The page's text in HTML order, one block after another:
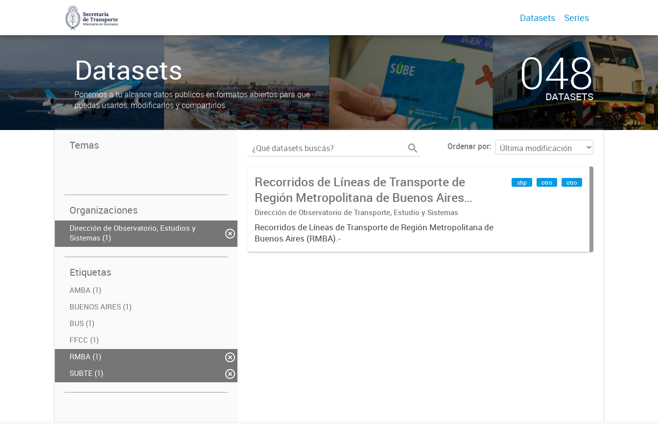
Datasets Series
Datasets
Ponemos a tu alcance datos públicos en formatos abiertos para que
puedas usarlos, modificarlos y compartirlos
048
DATASETS
Temas
Organizaciones
Dirección de Observatorio, Estudios y
Sistemas (1)
Etiquetas
AMBA (1)
BUENOS AIRES (1)
BUS (1)
FFCC (1)
RMBA (1)
SUBTE (1)
Ordenar por
Recorridos de Líneas de Transporte de
Región Metropolitana de Buenos Aires
(RMBA)
Dirección de Observatorio de Transporte, Estudio y Sistemas
Recorridos de Líneas de Transporte de Región Metropolitana de
Buenos Aires (RMBA).-
shp otro otro